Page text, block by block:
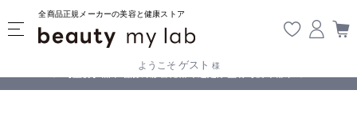
全商品正規メーカーの美容と健康ストア
ようこそ ゲスト 様
【重要】熊本地震の影響により遅延が生じております